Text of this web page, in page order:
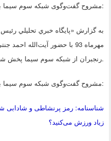
مشروح گفت‌و‌گوی شبکه سوم سیما:
مهرماه 93 با حضور آیت‌الله
رنجبران از شبکه سوم سیما پخش.
مشروح گفت‌و‌گوی شبکه سوم سیما:
زیاد ورزش می‌کنید؟